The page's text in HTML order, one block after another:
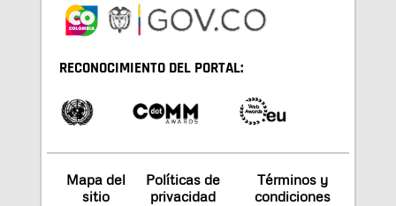
RECONOCIMIENTO DEL PORTAL:
Mapa del
sitio
Políticas de
privacidad
Términos y
condiciones